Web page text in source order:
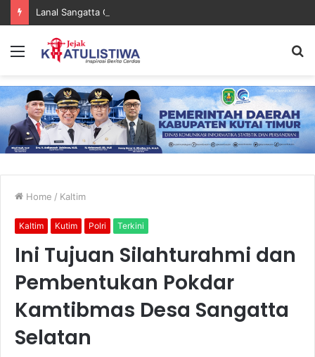
Menu
Home / Kaltim
Kaltim Kutim Polri Terkini
Ini Tujuan Silahturahmi dan
Pembentukan Pokdar
Kamtibmas Desa Sangatta
Selatan